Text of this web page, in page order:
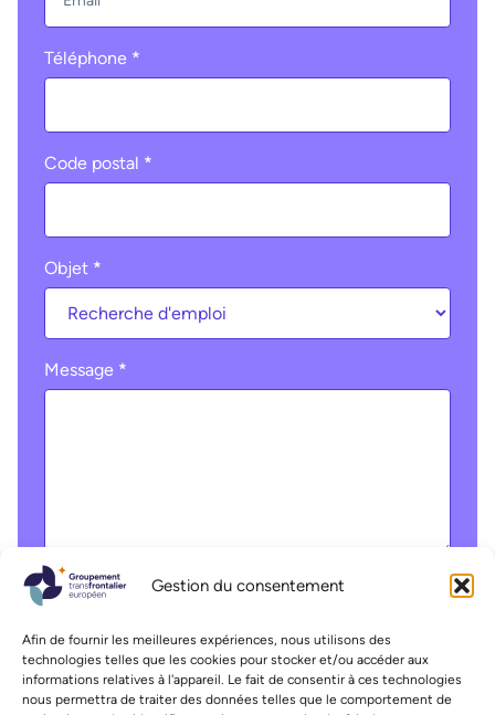
Gestion du consentement
Afin de fournir les meilleures expériences, nous utilisons des
technologies telles que les cookies pour stocker et/ou accéder aux
informations relatives à l'appareil. Le fait de consentir à ces technologies
nous permettra de traiter des données telles que le comportement de
Téléphone *
Code postal *
Objet *
Message *
Liste déroulante